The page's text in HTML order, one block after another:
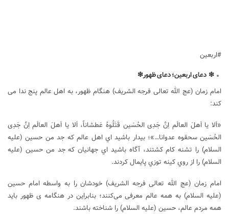
#اربعین
❇ دعایاربعین؛دعایظهور❇
امام زمان (عج الله تعالی فرجه الشریف) هنگام ظهور، به اهل عالم پنج ندا می
کند:
«اَلا یا اَهلَ العالَم اِنَّ جَدِی الحُسَین قَتَلُوهُ عَطشاناً، اَلا یا اَهلَ العالَم اِنَّ جَدِی
الحُسَین سحقوه عدوانا…»؛ بيدار باشيد اي اهل عالم كه جد من حسين (علیه
السلام) را تشنه كام كشتند، آگاه باشيد اي جهانيان كه جد من حسين (علیه
السلام) را از روي كينه توزي پايمال كردند.
امام زمان (عج الله تعالی فرجه الشریف) خودشان را به واسطه امام حسین
(علیه السلام) به همه عالم معرفی می‌کنند؛ بنابراین در هنگامه ی ظهور باید
همه مردم عالم، حسین (علیه السلام) را شناخته باشند.